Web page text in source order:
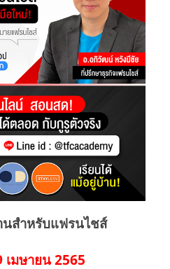
สำหรับแฟรนไชส์
เมษายน 2565